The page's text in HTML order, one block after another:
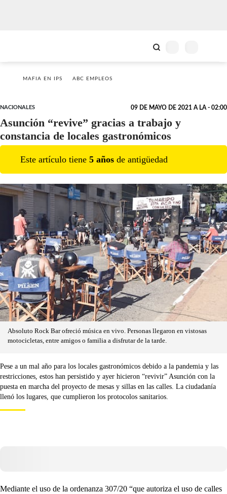
MAFIA EN IPS ABC EMPLEOS
NACIONALES 09 DE MAYO DE 2021 A LA - 02:00
Asunción “revive” gracias a trabajo y
constancia de locales gastronómicos
Este artículo tiene 5 años de antigüedad
Absoluto Rock Bar ofreció música en vivo. Personas llegaron en vistosas
motocicletas, entre amigos o familia a disfrutar de la tarde.
Pese a un mal año para los locales gastronómicos debido a la pandemia y las
restricciones, estos han persistido y ayer hicieron “revivir” Asunción con la
puesta en marcha del proyecto de mesas y sillas en las calles. La ciudadanía
llenó los lugares, que cumplieron los protocolos sanitarios.
Mediante el uso de la ordenanza 307/20 “que autoriza el uso de calles